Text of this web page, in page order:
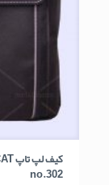
no.302